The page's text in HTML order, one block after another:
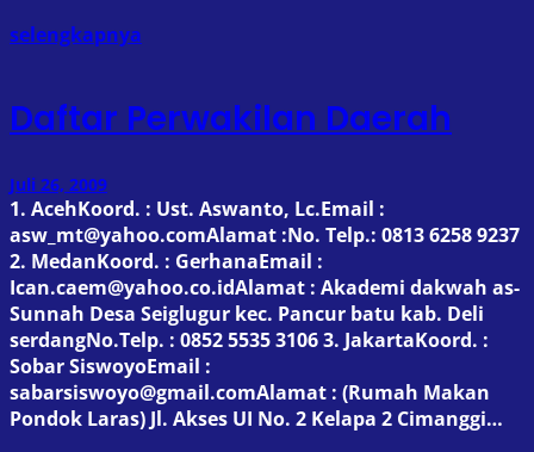
selengkapnya
Daftar Perwakilan Daerah
Juli 26, 2009
1. AcehKoord. : Ust. Aswanto, Lc.Email :
asw_mt@yahoo.comAlamat :No. Telp.: 0813 6258 9237
2. MedanKoord. : GerhanaEmail :
Ican.caem@yahoo.co.idAlamat : Akademi dakwah as-
Sunnah Desa Seiglugur kec. Pancur batu kab. Deli
serdangNo.Telp. : 0852 5535 3106 3. JakartaKoord. :
Sobar SiswoyoEmail :
sabarsiswoyo@gmail.comAlamat : (Rumah Makan
Pondok Laras) Jl. Akses UI No. 2 Kelapa 2 Cimanggi…